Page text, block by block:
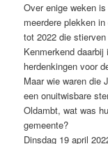
Over enige weken
meerdere plekken
tot 2022 die
Kenmerkend
herdenkingen voor
Maar wie waren die
een onuitwisbare
Oldambt, wat was
gemeente?
Dinsdag 19 april